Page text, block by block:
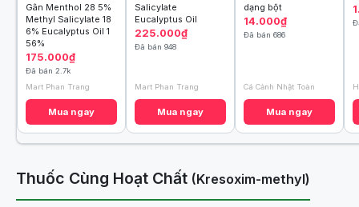
Gân Menthol 28 5%
Methyl Salicylate 18
6% Eucalyptus Oil 1
56%
175.000₫
Đã bán 2.7k
Mart Phan Trang
Mua ngay
Salicylate
Eucalyptus Oil
225.000₫
Đã bán 948
Mart Phan Trang
Mua ngay
dạng bột
14.000₫
Đã bán 686
Cá Cảnh Nhật Toàn
Mua ngay
Thuốc Cùng Hoạt Chất (Kresoxim-methyl)